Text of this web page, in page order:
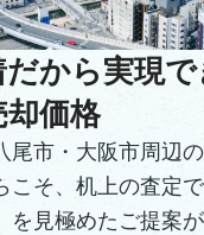
から実現で
価格
尾市・大阪市周辺
こそ、机上の査定
を見極めたご提案が